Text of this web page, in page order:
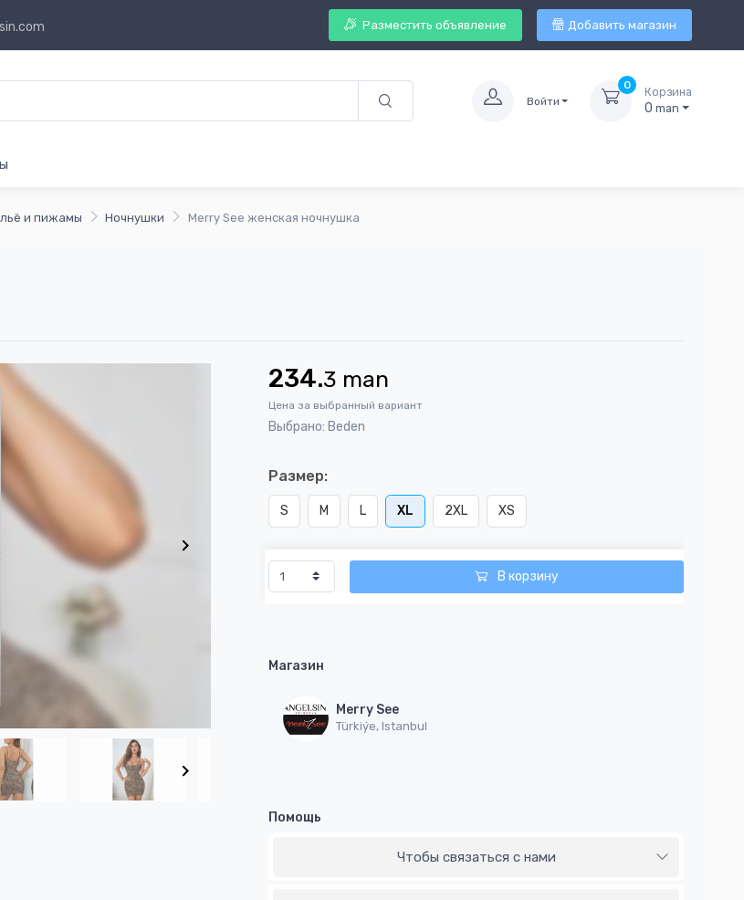
Разместить объявление Добавить магазин
Войти
0
Корзина
0 man
и пижамы Ночнушки Merry See женская ночнушка
234.3 man
Цена за выбранный вариант
Выбрано: Beden
Размер:
S M L XL 2XL XS
В корзину
Магазин
Merry See
Türkiýe, Istanbul
Помощь
Чтобы связаться с нами